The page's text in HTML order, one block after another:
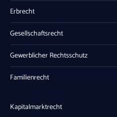
Erbrecht
Gesellschaftsrecht
Gewerblicher Rechtsschutz
Familienrecht
Kapitalmarktrecht